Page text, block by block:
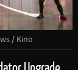
/ Kino